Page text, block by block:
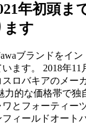
年初頭ま
ます
ブランドをイ
ます。 2018年11
ロバキアのメー
力的な価格帯で独
とフォーティー
ィールドオート